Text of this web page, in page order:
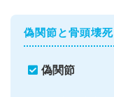
偽関節と骨頭壊死
偽関節